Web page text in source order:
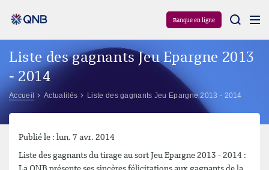
Banque en ligne
Liste des gagnants Jeu Epargne 2013
- 2014
Accueil Actualités Liste des gagnants Jeu Epargne 2013 - 2014
Publié le : lun. 7 avr. 2014
Liste des gagnants du tirage au sort Jeu Epargne 2013 - 2014 :